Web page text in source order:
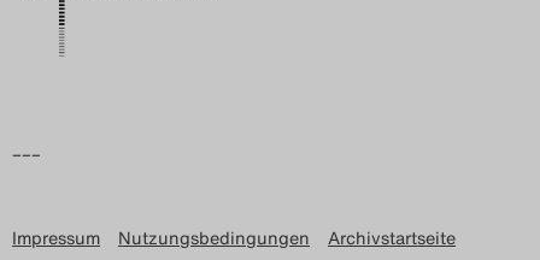
–––
Impressum Nutzungsbedingungen
Archivstartseite